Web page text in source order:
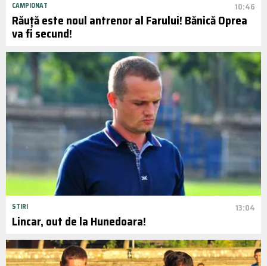
CAMPIONAT 10:46
Răuță este noul antrenor al Farului! Bănică Oprea
va fi secund!
STIRI 13:04
Lincar, out de la Hunedoara!